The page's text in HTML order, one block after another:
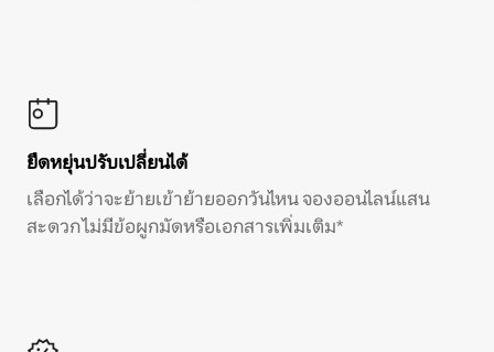
ยืดหยุ่นปรับเปลี่ยนได้
เลือกได้ว่าจะย้ายเข้าย้ายออกวันไหน จองออนไลน์แสน
สะดวก ไม่มีข้อผูกมัดหรือเอกสารเพิ่มเติม*